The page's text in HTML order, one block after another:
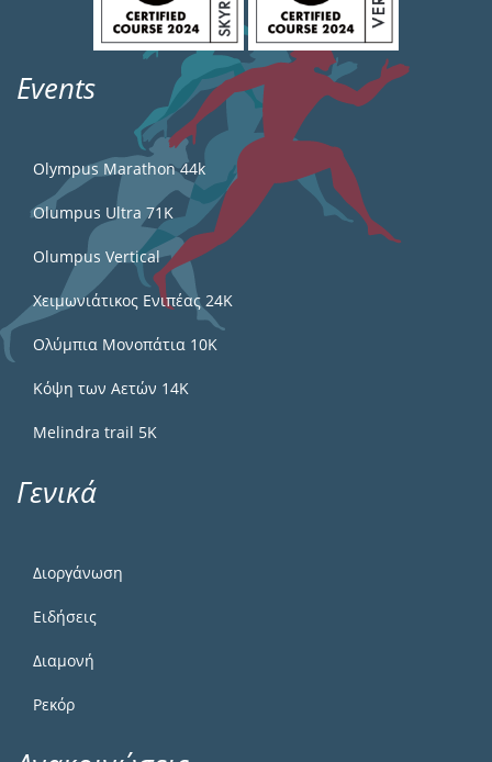
Events
Olympus Marathon 44k
Olumpus Ultra 71K
Olumpus Vertical
Χειμωνιάτικος Ενιπέας 24Κ
Ολύμπια Μονοπάτια 10Κ
Κόψη των Αετών 14Κ
Melindra trail 5Κ
Γενικά
Διοργάνωση
Ειδήσεις
Διαμονή
Ρεκόρ